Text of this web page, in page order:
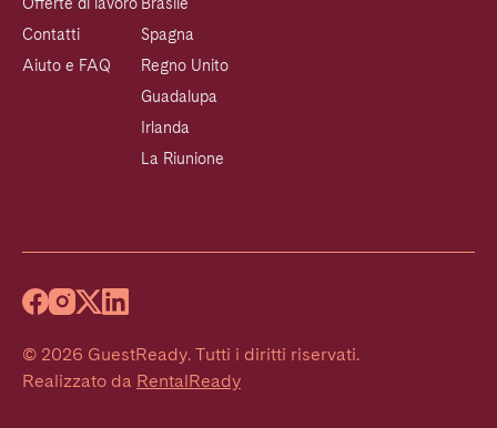
Offerte di lavoro
Contatti
Aiuto e FAQ
Brasile
Spagna
Regno Unito
Guadalupa
Irlanda
La Riunione
© 2026 GuestReady. Tutti i diritti riservati.
Realizzato da RentalReady